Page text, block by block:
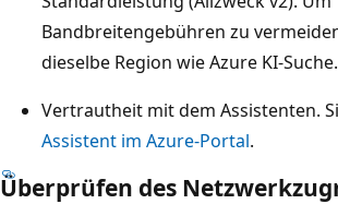
Bandbreitengebühren zu
dieselbe Region wie Azure KI-Suche.
Vertrautheit mit dem Assistenten.
Assistent im Azure-Portal.
Überprüfen des